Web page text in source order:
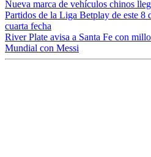
Nueva marca de vehículos chinos
Partidos de la Liga Betplay de este 8
cuarta fecha
River Plate avisa a Santa Fe con
Mundial con Messi